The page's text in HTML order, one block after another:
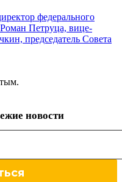
федерального
Петруца, вице-
председатель Совета
новости